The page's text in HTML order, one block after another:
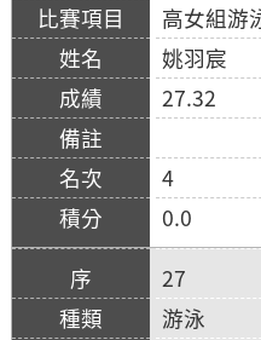
高女組游
姚羽宸
27.32
4
0.0
27
游泳